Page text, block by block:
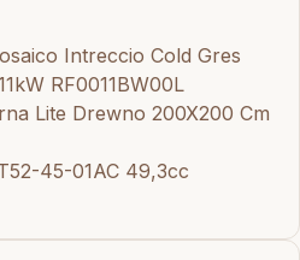
Intreccio Cold Gres
RF0011BW00L
Lite Drewno 200X200 Cm
45-01AC 49,3cc